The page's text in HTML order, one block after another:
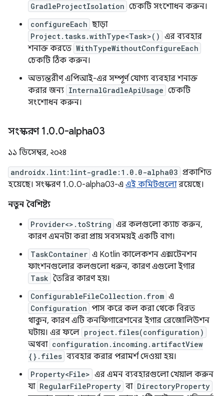
GradleProjectIsolation চেকটি সংশোধন করুন।
configureEach ছাড়া
Project.tasks.withType<Task>() এর ব্যবহার
শনাক্ত করতে WithTypeWithoutConfigureEach
চেকটি ঠিক করুন।
অভ্যন্তরীণ এপিআই-এর সম্পূর্ণ যোগ্য ব্যবহার শনাক্ত
করার জন্য InternalGradleApiUsage চেকটি
সংশোধন করুন।
সংস্করণ 1.0.0-alpha03
১১ ডিসেম্বর, ২০২৪
androidx.lint:lint-gradle:1.0.0-alpha03 প্রকাশিত
হয়েছে। সংস্করণ 1.0.0-alpha03-এ এই কমিটগুলোরয়েছে।
নতুন বৈশিষ্ট্য
Provider<>.toString এর কলগুলো ক্যাচ করুন,
কারণ এমনটা করা প্রায় সবসময়ই একটি বাগ।
TaskContainer এ Kotlin কালেকশন এক্সটেনশন
ফাংশনগুলোর কলগুলো ধরুন, কারণ এগুলো ইগার
Task তৈরির কারণ হয়।
ConfigurableFileCollection.from এ
Configuration পাস করে কল করা থেকে বিরত
থাকুন, কারণ এটি কনফিগারেশনের ইগার রেজোলিউশন
ঘটায়। এর ফলে project.files(configuration)
অথবা configuration.incoming.artifactView
{}.files ব্যবহার করার পরামর্শ দেওয়া হয়।
Property<File> এর এমন ব্যবহারগুলো খেয়াল করুন
যা RegularFileProperty বা DirectoryProperty